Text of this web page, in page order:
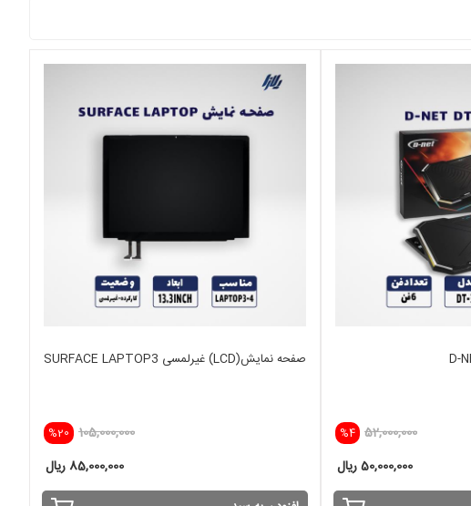
%4 52,000,000
50,000,000 ریال
صفحه نمایش(LCD) غیرلمسی SURFACE LAPTOP3
%20 105,000,000
85,000,000 ریال